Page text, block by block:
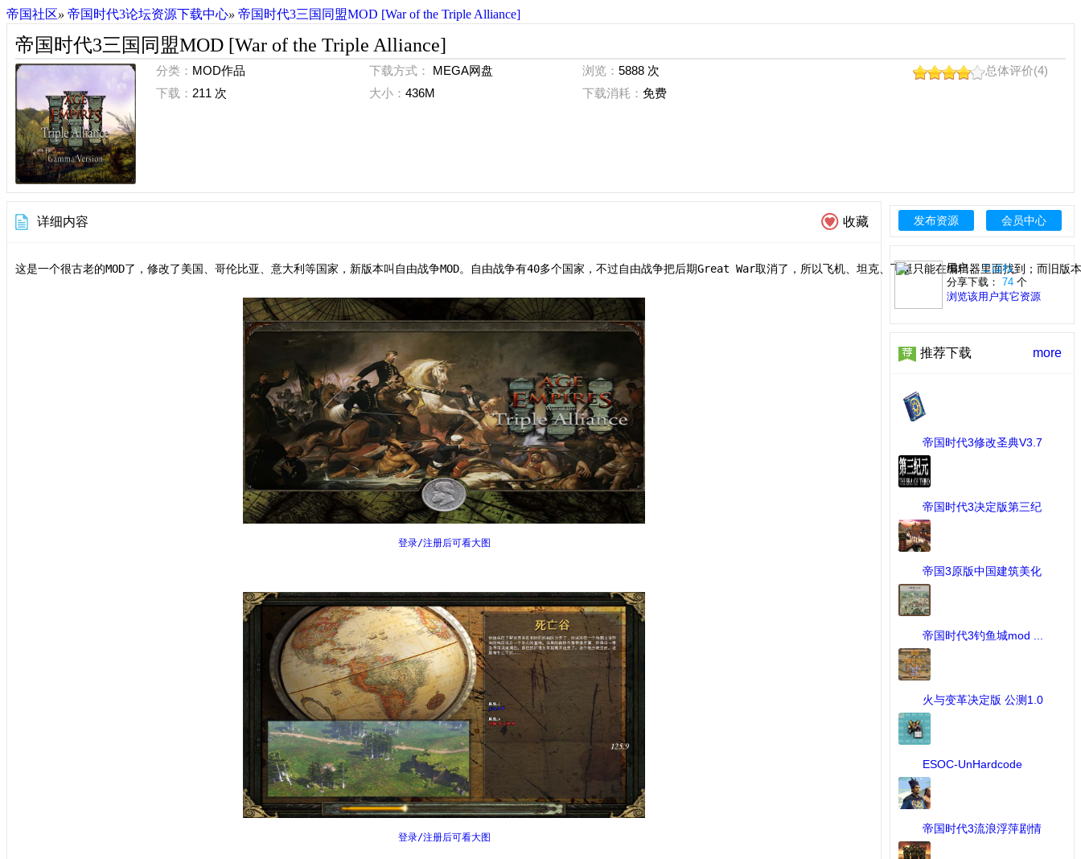
帝国社区» 帝国时代3论坛资源下载中心» 帝国时代3三国同盟MOD [War of the Triple Alliance]
帝国时代3三国同盟MOD [War of the Triple Alliance]
总体评价(4)
分类： MOD作品 下载方式： MEGA网盘 浏览： 5888 次
下载： 211 次 大小： 436M 下载消耗： 免费
发布资源 会员中心
用户：こはね
分享下载： 74 个
浏览该用户其它资源
推荐下载 more
帝国时代3修改圣典V3.7
[2 ...
[MOD修改工具] 下载：109 次
帝国时代3决定版第三纪
元M ...
[帝国时代III 决定版] 下载：
253 次
帝国3原版中国建筑美化
补 ...
[MOD作品] 下载：64 次
帝国时代3钓鱼城mod ...
[MOD作品] 下载：75 次
火与变革决定版 公测1.0
...[MOD作品] 下载：425 次
ESOC-UnHardcode
Patch 2. ...
[MOD修改工具] 下载：53 次
帝国时代3流浪浮萍剧情
战 ...
[MOD作品] 下载：649 次
详细内容 收藏
这是一个很古老的MOD了，修改了美国、哥伦比亚、意大利等国家，新版本叫自由战争MOD。自由战争有40多个国家，不过自由战争把后期Great War取消了，所以飞机、坦克、飞艇只能在编辑器里面找到；而旧
登录/注册后可看大图
登录/注册后可看大图